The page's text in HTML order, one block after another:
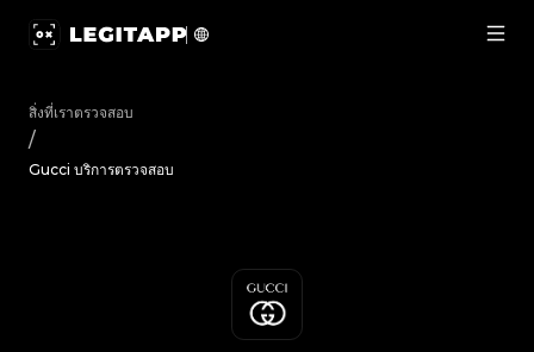
สิ่งที่เราตรวจสอบ
/
Gucci บริการตรวจสอบ